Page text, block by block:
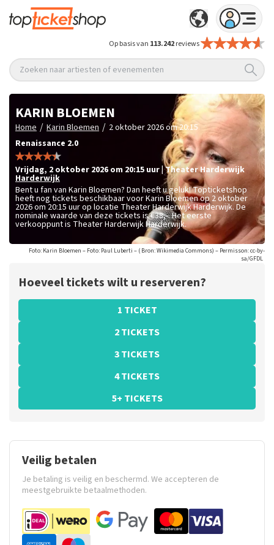
Op basis van 113.242reviews
Zoeken naar artiesten of evenementen
KARIN BLOEMEN
Home / Karin Bloemen / 2 oktober 2026 om 20:15
Renaissance 2.0
vrijdag, 2 oktober 2026 om 20:15 uur|Theater Harderwijk
Harderwijk
Bent u fan van Karin Bloemen? Dan heeft u geluk! Topticketshop
heeft nog tickets beschikbaar voor Karin Bloemen op 2 oktober
2026 om 20:15 uur op locatie Theater Harderwijk Harderwijk. De
nominale waarde van deze tickets is€38,-. Het eerste
verkooppunt is Theater Harderwijk Harderwijk.
Foto: Karin Bloemen – Foto: Paul Luberti – ( Bron: Wikimedia Commons) – Permisson: cc-by-
sa/GFDL
Hoeveel tickets wilt u reserveren?
1 TICKET
2 TICKETS
3 TICKETS
4 TICKETS
5+ TICKETS
Veilig betalen
Je betaling is veilig en beschermd. We accepteren de
meestgebruikte betaalmethoden.